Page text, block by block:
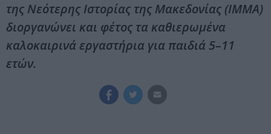
της Νεότερης Ιστορίας της Μακεδονίας (ΙΜΜΑ)
διοργανώνει και φέτος τα καθιερωμένα
καλοκαιρινά εργαστήρια για παιδιά 5–11
ετών.